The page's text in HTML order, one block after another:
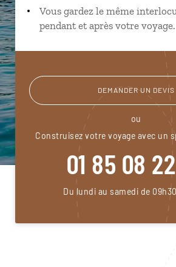
Vous gardez le même
pendant et après votre voyage.
DEMANDER UN DEVIS
ou
Construisez votre voyage avec un
01 85 08
Du lundi au samedi de